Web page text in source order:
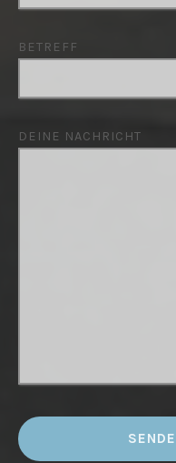
BETREFF
DEINE NACHRICHT